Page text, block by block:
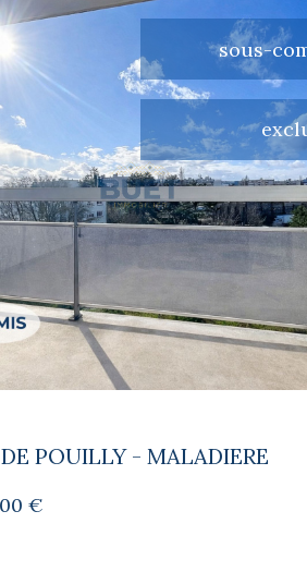
sous-
voir le
bien
POUILLY - MALADIERE
€